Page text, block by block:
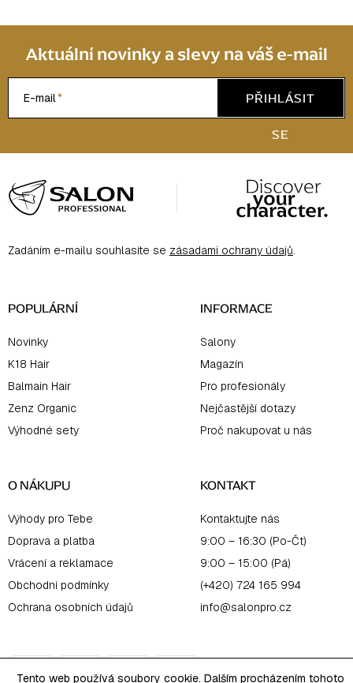
Tento web používá soubory cookie. Dalším procházením tohoto
Aktuální novinky a slevy na váš e-mail
E-mail
PŘIHLÁSIT
SE
á
p
Zadáním e-mailu souhlasíte se zásadami ochrany údajů.
POPULÁRNÍ
Novinky
K18 Hair
Balmain Hair
Zenz Organic
Výhodné sety
INFORMACE
Salony
Magazín
Pro profesionály
Nejčastější dotazy
Proč nakupovat u nás
O NÁKUPU
Výhody pro Tebe
Doprava a platba
Vrácení a reklamace
Obchodní podmínky
Ochrana osobních údajů
KONTAKT
Kontaktujte nás
9:00 – 16:30 (Po-Čt)
9:00 – 15:00 (Pá)
(+420) 724 165 994
info@salonpro.cz